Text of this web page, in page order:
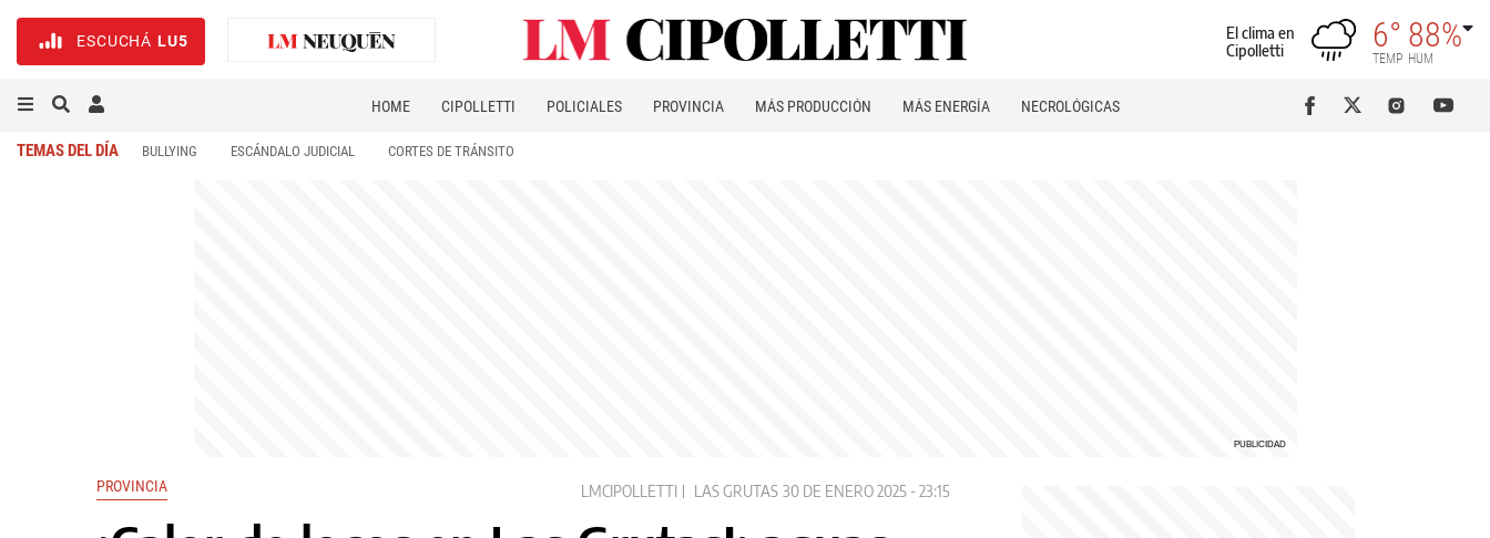
ESCUCHÁ LU5
El clima en
Cipolletti
6°
TEMP
88%
HUM
HOME CIPOLLETTI POLICIALES PROVINCIA MÁS PRODUCCIÓN MÁS ENERGÍA NECROLÓGICAS
TEMAS DEL DÍA BULLYING ESCÁNDALO JUDICIAL CORTES DE TRÁNSITO
PROVINCIA LMCIPOLLETTI LAS GRUTAS 30 DE ENERO 2025 - 23:15